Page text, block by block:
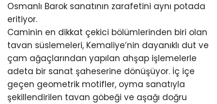
Osmanlı Barok sanatının zarafetini aynı potada
eritiyor.
Caminin en dikkat çekici bölümlerinden biri olan
tavan süslemeleri, Kemaliye’nin dayanıklı dut ve
çam ağaçlarından yapılan ahşap işlemelerle
adeta bir sanat şaheserine dönüşüyor. İç içe
geçen geometrik motifler, oyma sanatıyla
şekillendirilen tavan göbeği ve aşağı doğru